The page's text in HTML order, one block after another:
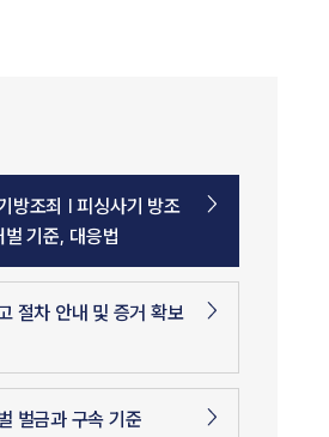
방조죄 | 피싱사기 방조
기준, 대응법
절차 안내 및 증거 확보
벌금과 구속 기준